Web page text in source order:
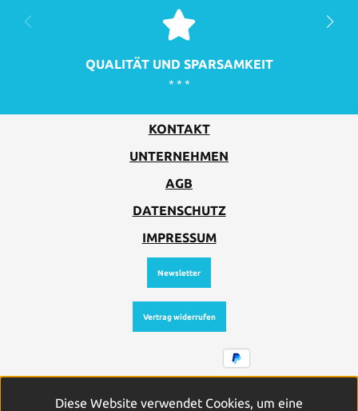
QUALITÄT UND SPARSAMKEIT
* * *
KONTAKT
UNTERNEHMEN
AGB
DATENSCHUTZ
IMPRESSUM
Newsletter
Vertrag widerrufen
Alle Preise inkl. gesetzl. Mehrwertsteuer zzgl.
Diese Website verwendet Cookies, um eine